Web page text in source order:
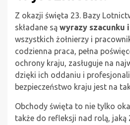
Z okazji święta 23. Bazy
składane są wyrazy szacunku
wszystkich żołnierzy i
codzienna praca, pełna
ochrony kraju, zasługuje na
dzięki ich oddaniu i
bezpieczeństwo kraju jest na
Obchody święta to nie tylko
także do refleksji nad rolą, jaką